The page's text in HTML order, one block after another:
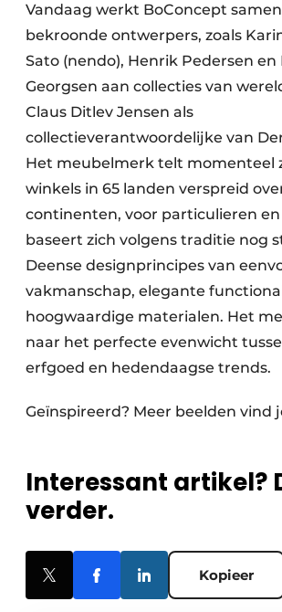
Vandaag werkt BoConcept
bekroonde ontwerpers, zoals
Sato (nendo), Henrik Pedersen en
Georgsen aan collecties van
Claus Ditlev Jensen als
collectieverantwoordelijke van
Het meubelmerk telt momenteel
winkels in 65 landen verspreid
continenten, voor particulieren
baseert zich volgens traditie nog
Deense designprincipes van
vakmanschap, elegante
hoogwaardige materialen. Het
naar het perfecte evenwicht
erfgoed en hedendaagse trends.
Geïnspireerd? Meer beelden vind
Interessant artikel?
verder.
Kopieer